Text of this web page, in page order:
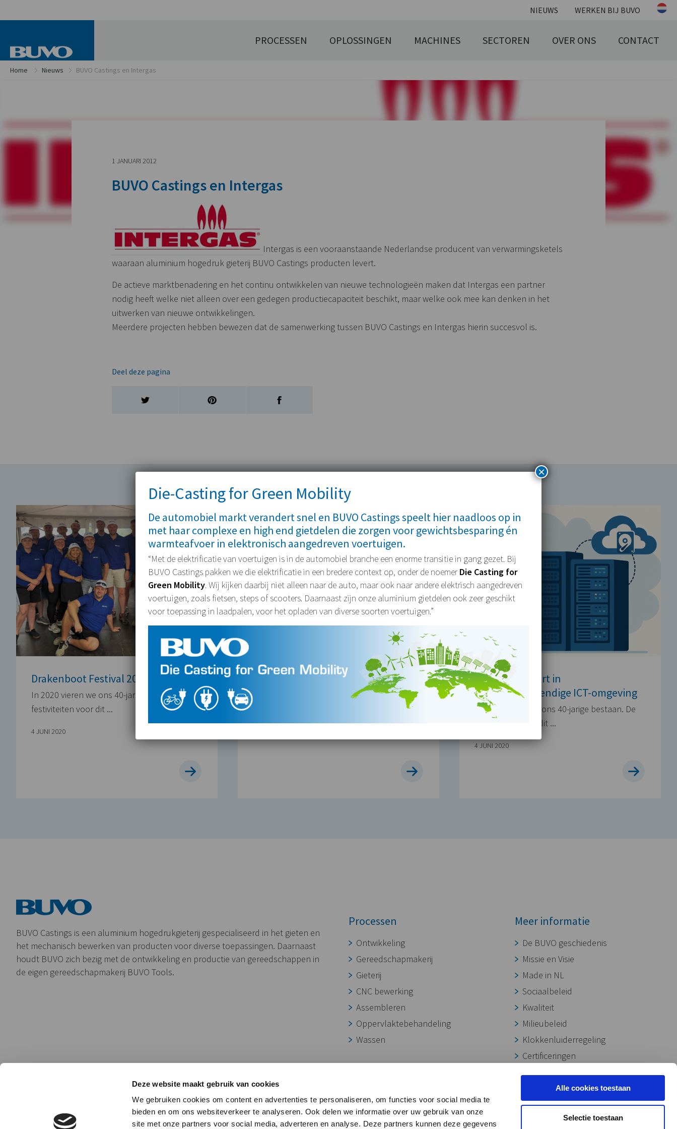
Deze website maakt gebruik van cookies
We gebruiken cookies om content en advertenties te personaliseren, om functies voor social media te
bieden en om ons websiteverkeer te analyseren. Ook delen we informatie over uw gebruik van onze
site met onze partners voor social media, adverteren en analyse. Deze partners kunnen deze gegevens
Alle cookies toestaan
Selectie toestaan
NIEUWS WERKEN BIJ BUVO
PROCESSEN OPLOSSINGEN MACHINES SECTOREN OVER ONS CONTACT
Home Nieuws BUVO Castings en Intergas
1 JANUARI 2012
BUVO Castings en Intergas
Intergas is een vooraanstaande Nederlandse producent van verwarmingsketels
waaraan aluminium hogedruk gieterij BUVO Castings producten levert.
De actieve marktbenadering en het continu ontwikkelen van nieuwe technologieën maken dat Intergas een partner
nodig heeft welke niet alleen over een gedegen productiecapaciteit beschikt, maar welke ook mee kan denken in het
uitwerken van nieuwe ontwikkelingen.
Meerdere projecten hebben bewezen dat de samenwerking tussen BUVO Castings en Intergas hierin succesvol is.
Deel deze pagina
Drakenboot Festival 2026
In 2020 vieren we ons 40-jarige bestaan. De
festiviteiten voor dit ...
4 JUNI 2020
Buvo en Intergas
In 2020 vieren we ons 40-jarige bestaan. De
BUVO investeert in
toekomstbestendige ICT-omgeving
In 2020 vieren we ons 40-jarige bestaan. De
festiviteiten voor dit ...
4 JUNI 2020
BUVO Castings is een aluminium hogedrukgieterij gespecialiseerd in het gieten en
het mechanisch bewerken van producten voor diverse toepassingen. Daarnaast
houdt BUVO zich bezig met de ontwikkeling en productie van gereedschappen in
de eigen gereedschapmakerij BUVO Tools.
Processen
Ontwikkeling
Gereedschapmakerij
Gieterij
CNC bewerking
Assembleren
Oppervlaktebehandeling
Wassen
Meer informatie
De BUVO geschiedenis
Missie en Visie
Made in NL
Sociaalbeleid
Kwaliteit
Milieubeleid
Klokkenluiderregeling
Certificeringen
Downloads
Die-Casting for Green Mobility
De automobiel markt verandert snel en BUVO Castings speelt hier naadloos op in
met haar complexe en high end gietdelen die zorgen voor gewichtsbesparing én
warmteafvoer in elektronisch aangedreven voertuigen.
“Met de elektrificatie van voertuigen is in de automobiel branche een enorme transitie in gang gezet. Bij
BUVO Castings pakken we die elektrificatie in een bredere context op, onder de noemer Die Casting for
Green Mobility. Wij kijken daarbij niet alleen naar de auto, maar ook naar andere elektrisch aangedreven
voertuigen, zoals fietsen, steps of scooters. Daarnaast zijn onze aluminium gietdelen ook zeer geschikt
voor toepassing in laadpalen, voor het opladen van diverse soorten voertuigen.”
×